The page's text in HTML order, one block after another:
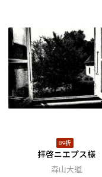
89折
拝啓ニエプス様
森山大道